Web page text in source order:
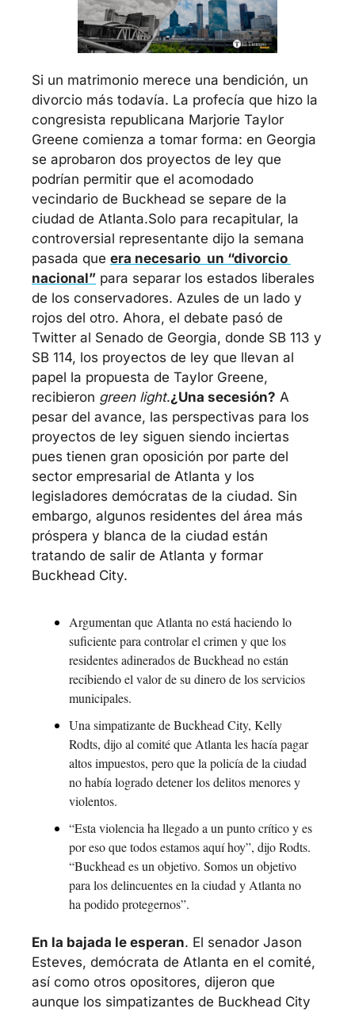
Si un matrimonio merece una bendición, un
divorcio más todavía. La profecía que hizo la
congresista republicana Marjorie Taylor
Greene comienza a tomar forma: en Georgia
se aprobaron dos proyectos de ley que
podrían permitir que el acomodado
vecindario de Buckhead se separe de la
ciudad de Atlanta.Solo para recapitular, la
controversial representante dijo la semana
pasada que era necesario  un “divorcio
nacional” para separar los estados liberales
de los conservadores. Azules de un lado y
rojos del otro. Ahora, el debate pasó de
Twitter al Senado de Georgia, donde SB 113 y
SB 114, los proyectos de ley que llevan al
papel la propuesta de Taylor Greene,
recibieron green light.¿Una secesión? A
pesar del avance, las perspectivas para los
proyectos de ley siguen siendo inciertas
pues tienen gran oposición por parte del
sector empresarial de Atlanta y los
legisladores demócratas de la ciudad. Sin
embargo, algunos residentes del área más
próspera y blanca de la ciudad están
tratando de salir de Atlanta y formar
Buckhead City.
Argumentan que Atlanta no está haciendo lo
suficiente para controlar el crimen y que los
residentes adinerados de Buckhead no están
recibiendo el valor de su dinero de los servicios
municipales.
Una simpatizante de Buckhead City, Kelly
Rodts, dijo al comité que Atlanta les hacía pagar
altos impuestos, pero que la policía de la ciudad
no había logrado detener los delitos menores y
violentos.
“Esta violencia ha llegado a un punto crítico y es
por eso que todos estamos aquí hoy”, dijo Rodts.
“Buckhead es un objetivo. Somos un objetivo
para los delincuentes en la ciudad y Atlanta no
ha podido protegernos”.
En la bajada le esperan. El senador Jason
Esteves, demócrata de Atlanta en el comité,
así como otros opositores, dijeron que
aunque los simpatizantes de Buckhead City